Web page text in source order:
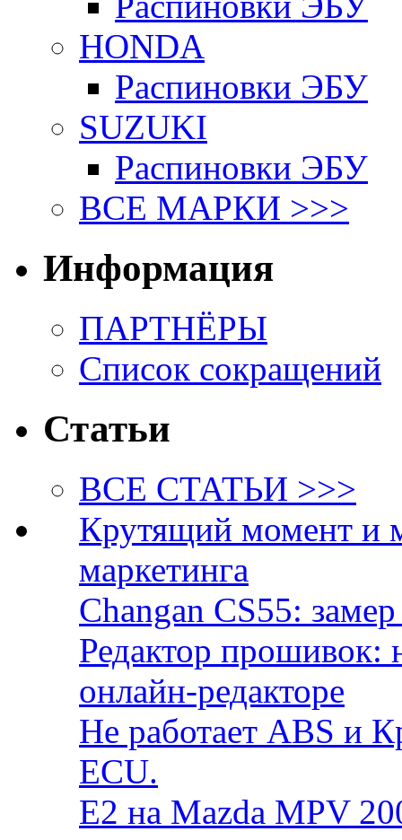
HONDA
Распиновки ЭБУ
SUZUKI
Распиновки ЭБУ
ВСЕ МАРКИ >>>
Информация
ПАРТНЁРЫ
Список сокращений
Статьи
ВСЕ СТАТЬИ >>>
Крутящий момент и
маркетинга
Changan CS55:
Редактор прошивок:
онлайн-редакторе
Не работает ABS и
ECU.
E2 на Mazda MPV